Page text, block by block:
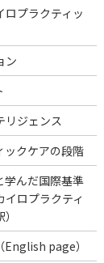
ロプラクティッ
ン
リジェンス
ックケアの段階
学んだ国際基準
ロプラクティ
page）